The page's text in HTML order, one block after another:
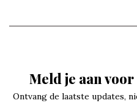
Meld je aan
Ontvang de laatste updates,